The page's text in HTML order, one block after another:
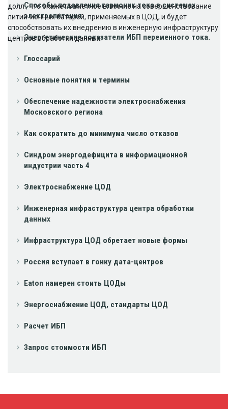
Способы подавления гармоник тока в системах
электропитания
Энергетические показатели ИБП переменного тока.
Глоссарий
Основные понятия и термины
Обеспечение надежности электроснабжения
Московского региона
Как сократить до минимума число отказов
Синдром энергодефицита в информационной
индустрии часть 4
Электроснабжение ЦОД
Инженерная инфраструктура центра обработки
данных
Инфраструктура ЦОД обретает новые формы
Россия вступает в гонку дата-центров
Eaton намерен стоить ЦОДы
Энергоснабжение ЦОД, стандарты ЦОД
Расчет ИБП
Запрос стоимости ИБП
долл., что окажет заметное влияние на совершенствование
литий-ионных батарей, применяемых в ЦОД, и будет
способствовать их внедрению в инженерную инфраструктуру
центров обработки данных.